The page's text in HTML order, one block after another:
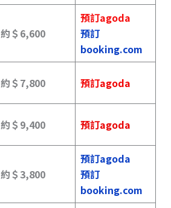
約＄6,600
預訂agoda
預訂
booking.com
約＄ 7,800 預訂agoda
約＄9,400 預訂agoda
約＄3,800
預訂agoda
預訂
booking.com